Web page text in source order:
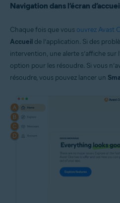
Navigation dans l’écran
Chaque fois que vous ouvrez Avast
Accueil de l’application. Si des
intervention, une alerte s’affiche sur
option pour les résoudre. Si vous
résoudre, vous pouvez lancer un